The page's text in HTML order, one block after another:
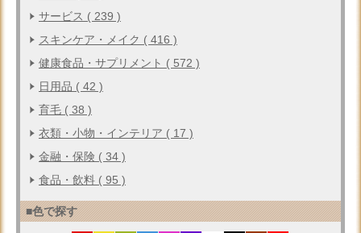
サービス ( 239 )
スキンケア・メイク ( 416 )
健康食品・サプリメント ( 572 )
日用品 ( 42 )
育毛 ( 38 )
衣類・小物・インテリア ( 17 )
金融・保険 ( 34 )
食品・飲料 ( 95 )
■色で探す